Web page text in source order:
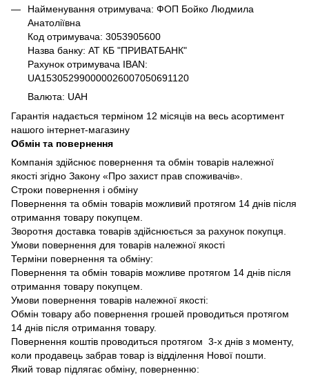
Найменування отримувача: ФОП Бойко Людмила
Анатоліївна
Код отримувача: 3053905600
Назва банку: АТ КБ "ПРИВАТБАНК"
Рахунок отримувача IBAN:
UA153052990000026007050691120
Валюта: UAH
Гарантія надається терміном 12 місяців на весь асортимент
нашого інтернет-магазину
Обмін та повернення
Компанія здійснює повернення та обмін товарів належної
якості згідно Закону «Про захист прав споживачів».
Строки повернення і обміну
Повернення та обмін товарів можливий протягом 14 днів після
отримання товару покупцем.
Зворотня доставка товарів здійснюється за рахунок покупця.
Умови повернення для товарів належної якості
Терміни повернення та обміну:
Повернення та обмін товарів можливе протягом 14 днів після
отримання товару покупцем.
Умови повернення товарів належної якості:
Обмін товару або повернення грошей проводиться протягом
14 днів після отримання товару.
Повернення коштів проводиться протягом 3-х днів з моменту,
коли продавець забрав товар із відділення Нової пошти.
Який товар підлягає обміну, поверненню: